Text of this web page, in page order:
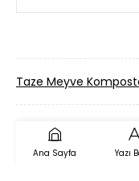
Taze Meyve
Ana Sayfa Yazı